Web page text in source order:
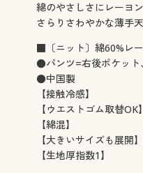
綿のやさしさにレーヨ
さらりさわやかな薄手
■〔ニット〕綿60%レ
●パンツ=右後ポケット
●中国製
【接触冷感】
【ウエストゴム取替OK】
【綿混】
【大きいサイズも展開
【生地厚指数1】